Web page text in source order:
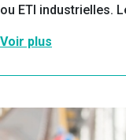
ou ETI industrielles.
Voir plus